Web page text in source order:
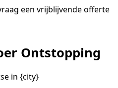
een vrijblijvende offerte
Ontstopping
in {city}